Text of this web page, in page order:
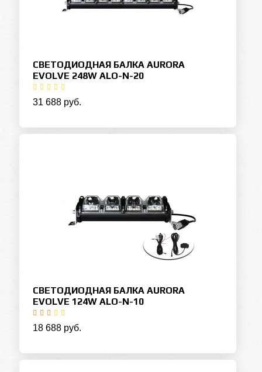
СВЕТОДИОДНАЯ БАЛКА AURORA
EVOLVE 248W ALO-N-20
31 688 руб.
СВЕТОДИОДНАЯ БАЛКА AURORA
EVOLVE 124W ALO-N-10
18 688 руб.